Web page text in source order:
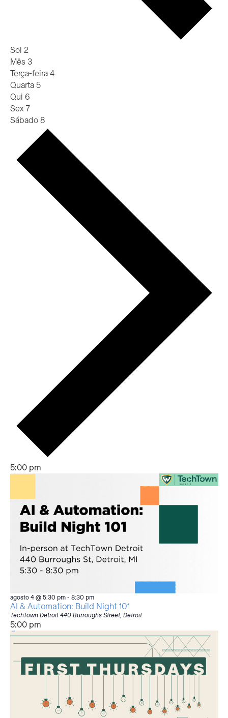
Sol 2
Mês 3
Terça-feira 4
Quarta 5
Qui 6
Sex 7
Sábado 8
semana
5:00 pm
agosto 4 @ 5:30 pm- 8:30 pm
AI & Automation: Build Night 101
TechTown Detroit 440 Burroughs Street, Detroit
5:00 pm